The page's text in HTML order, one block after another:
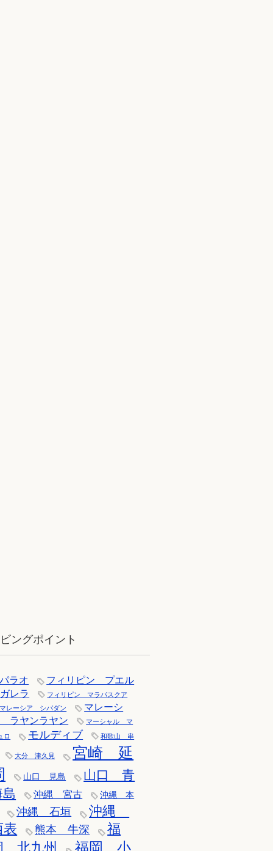
ングポイント
パラオ
フィリピン プエル
ガレラ
フィリピン マラパスクア
マレーシア シパダン
マレーシ
ラヤンラヤン
マーシャル マ
ロ
モルディブ 和歌山 串
大分 津久見
宮崎 延
山口 見島
山口 青
沖縄 宮古
沖縄 本
沖縄 石垣
沖縄
表
熊本 牛深
福
北九州
福岡 小